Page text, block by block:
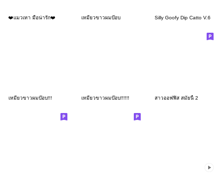
❤️แมวเทา มือน่ารัก❤️ เหมียวขาวผมบ๊อบ Silly Goofy Dip Catto V.6
เหมียวขาวผมบ๊อบ!!! เหมียวขาวผมบ๊อบ!!!!!! สาวออฟฟิส สมัยนี้ 2